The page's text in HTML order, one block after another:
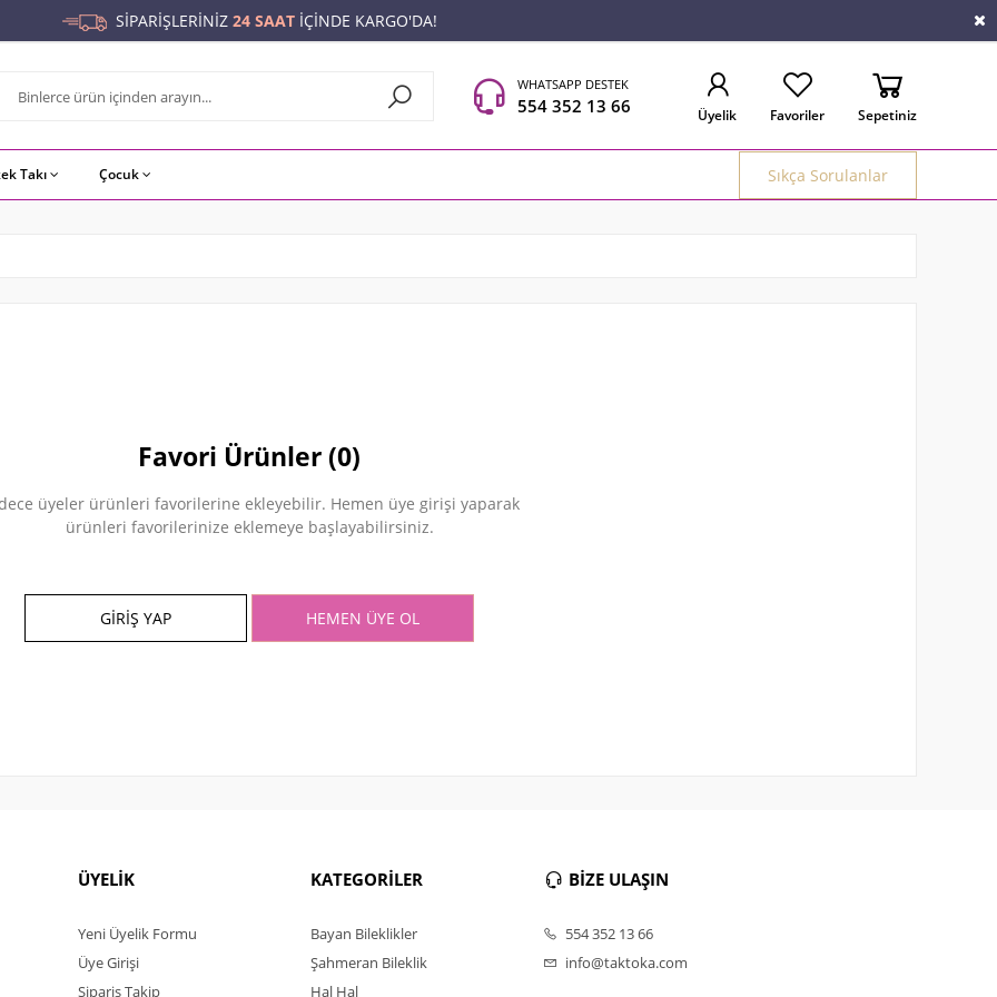
SİPARİŞLERİNİZ 24 SAATİÇİNDE KARGO'DA!
WHATSAPP DESTEK
554 352 13 66 Üyelik Favoriler Sepetiniz
Takı Çocuk Sıkça Sorulanlar
Favori Ürünler (0)
üyeler ürünleri favorilerine ekleyebilir. Hemen üye girişi yaparak
ürünleri favorilerinize eklemeye başlayabilirsiniz.
GİRİŞ YAP HEMEN ÜYE OL
ÜYELİK
Yeni Üyelik Formu
Üye Girişi
Sipariş Takip
KATEGORİLER
Bayan Bileklikler
Şahmeran Bileklik
Hal Hal
BİZE ULAŞIN
554 352 13 66
info@taktoka.com